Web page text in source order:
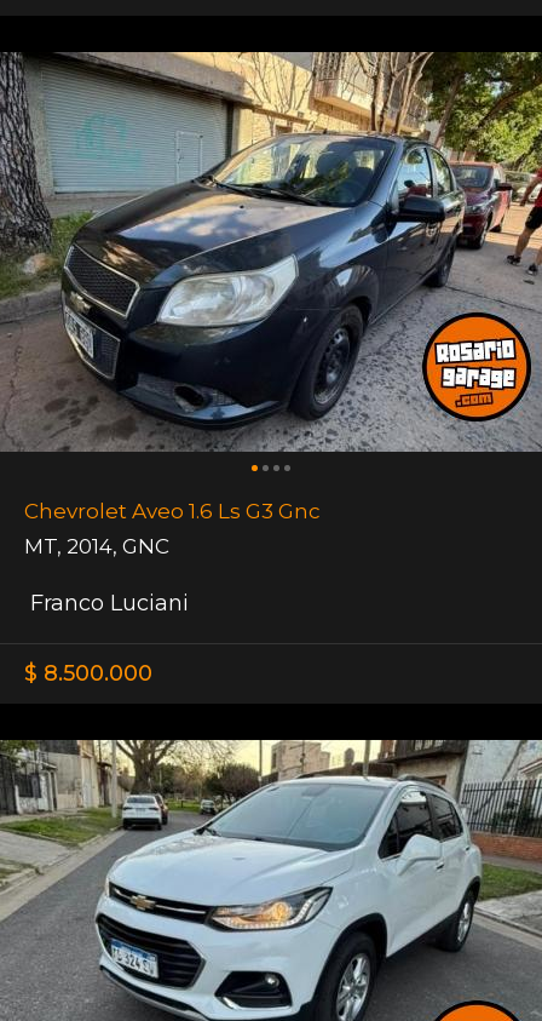
Chevrolet Aveo 1.6 Ls G3 Gnc
MT, 2014, GNC
Franco Luciani
$ 8.500.000